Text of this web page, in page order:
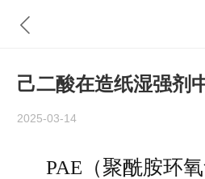
己二酸在造纸湿强剂
2025-03-14
PAE（聚酰胺环